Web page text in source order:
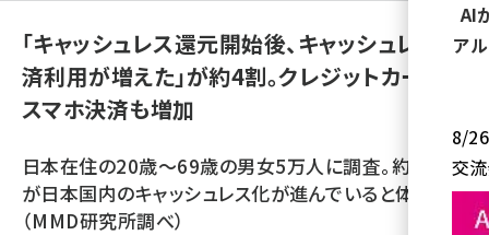
amazon (2249)
楽天 (1871)
ecbeing (1207)
「キャッシュレス還元開始後、キャッシュレス決
済利用が増えた」が約4割。クレジットカードや
スマホ決済も増加
日本在住の20歳～69歳の男女5万人に調査。約半数
が日本国内のキャッシュレス化が進んでいると体感
（MMD研究所調べ）
AI
ア
8/26
交